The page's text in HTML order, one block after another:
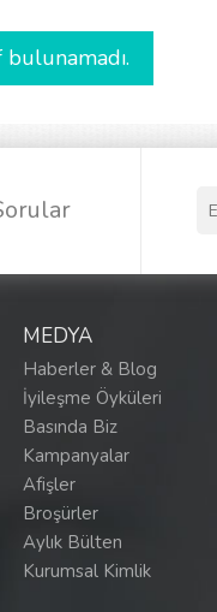
MEDYA
Haberler & Blog
İyileşme Öyküleri
Basında Biz
Kampanyalar
Afişler
Broşürler
Aylık Bülten
Kurumsal Kimlik